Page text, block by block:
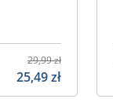
29,99zł
25,49zł